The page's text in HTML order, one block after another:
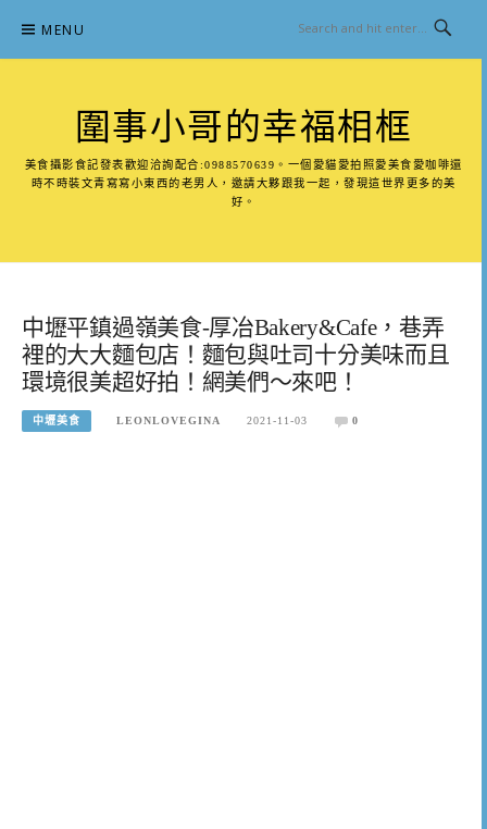
content
MENU
圍事小哥的幸福相框
美食攝影食記發表歡迎洽詢配合:0988570639。一個愛貓愛拍照愛美食愛咖啡還
時不時裝文青寫寫小東西的老男人，邀請大夥跟我一起，發現這世界更多的美
好。
中壢平鎮過嶺美食-厚冶Bakery&Cafe，巷弄
裡的大大麵包店！麵包與吐司十分美味而且
環境很美超好拍！網美們～來吧！
中壢美食 LEONLOVEGINA 2021-11-03 0